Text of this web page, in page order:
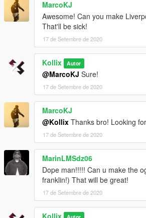
MarcoKJ
Awesome! Can you make
That'll be sick!
17 de Setembre de 2020
Kollix Autor
@MarcoKJ Sure!
17 de Setembre de 2020
MarcoKJ
@Kollix Thanks bro! Looking
17 de Setembre de 2020
MarinLMSdz06
Dope man!!!!! Can u make the
franklin!) That will be great!
17 de Setembre de 2020
Kollix